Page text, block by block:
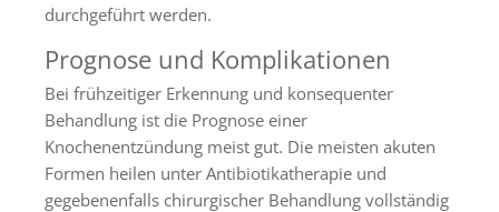
durchgeführt werden.
Prognose und Komplikationen
Bei frühzeitiger Erkennung und konsequenter
Behandlung ist die Prognose einer
Knochenentzündung meist gut. Die meisten akuten
Formen heilen unter Antibiotikatherapie und
gegebenenfalls chirurgischer Behandlung vollständig